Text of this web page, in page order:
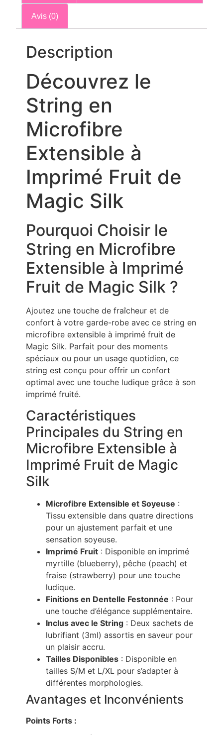
Avis (0)
Description
Découvrez le
String en
Microfibre
Extensible à
Imprimé Fruit de
Magic Silk
Pourquoi Choisir le
String en Microfibre
Extensible à Imprimé
Fruit de Magic Silk ?
Ajoutez une touche de fraîcheur et de
confort à votre garde-robe avec ce string en
microfibre extensible à imprimé fruit de
Magic Silk. Parfait pour des moments
spéciaux ou pour un usage quotidien, ce
string est conçu pour offrir un confort
optimal avec une touche ludique grâce à son
imprimé fruité.
Caractéristiques
Principales du String en
Microfibre Extensible à
Imprimé Fruit de Magic
Silk
Microfibre Extensible et Soyeuse :
Tissu extensible dans quatre directions
pour un ajustement parfait et une
sensation soyeuse.
Imprimé Fruit : Disponible en imprimé
myrtille (blueberry), pêche (peach) et
fraise (strawberry) pour une touche
ludique.
Finitions en Dentelle Festonnée : Pour
une touche d’élégance supplémentaire.
Inclus avec le String : Deux sachets de
lubrifiant (3ml) assortis en saveur pour
un plaisir accru.
Tailles Disponibles : Disponible en
tailles S/M et L/XL pour s’adapter à
différentes morphologies.
Avantages et Inconvénients
Points Forts :